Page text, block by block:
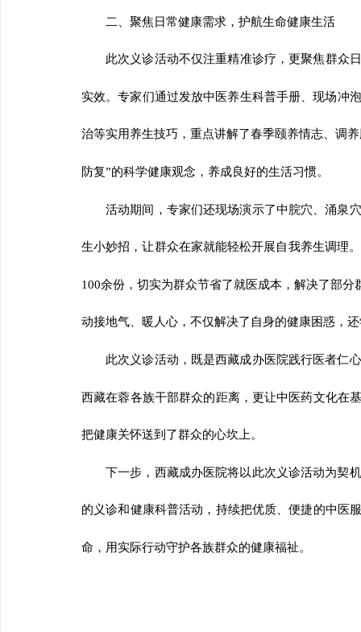
二、聚焦日常健康需求，护航生命健康生活
此次义诊活动不仅注重精准诊疗，更聚焦群众
实效。专家们通过发放中医养生科普手册、现场冲
治等实用养生技巧，重点讲解了春季颐养情志、调
防复”的科学健康观念，养成良好的生活习惯。
活动期间，专家们还现场演示了中脘穴、涌泉
生小妙招，让群众在家就能轻松开展自我养生调理
100余份，切实为群众节省了就医成本，解决了部
动接地气、暖人心，不仅解决了自身的健康困惑，
此次义诊活动，既是西藏成办医院践行医者仁
西藏在蓉各族干部群众的距离，更让中医药文化在
把健康关怀送到了群众的心坎上。
下一步， 西藏成办医院将以此次义诊活动为契
的义诊和健康科普活动，持续把优质、便捷的中医
命，用实际行动守护各族群众的健康福祉。